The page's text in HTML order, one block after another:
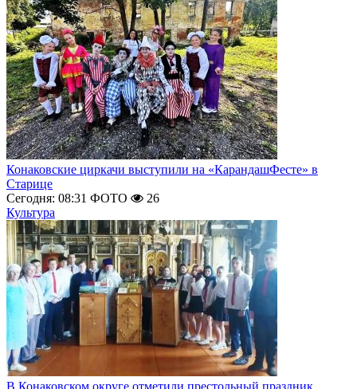
Конаковские циркачи выступили на «КарандашФесте» в
Старице
Сегодня: 08:31 ФОТО
26
Культура
В Конаковском округе отметили престольный праздник